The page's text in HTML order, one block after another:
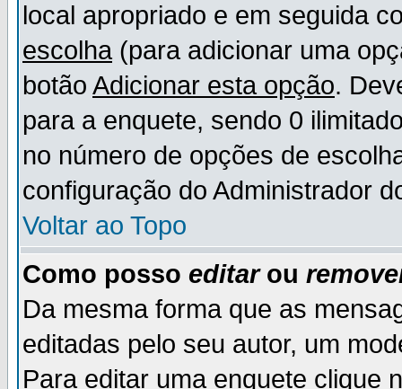
local apropriado e em seguida
escolha (para adicionar uma
botão Adicionar esta opção.
para a enquete, sendo 0
no número de opções de
configuração do Administrador
Voltar ao Topo
Como posso editarou
Da mesma forma que as
editadas pelo seu autor, um
Para editar uma enquete clique